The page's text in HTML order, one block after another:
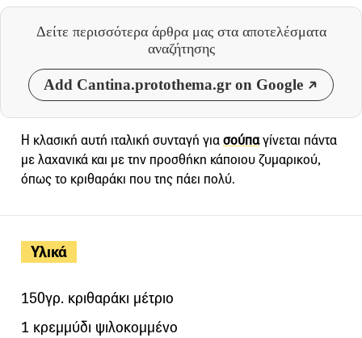
Δείτε περισσότερα άρθρα μας στα αποτελέσματα
αναζήτησης
Add Cantina.protothema.gr on Google
Υλικά
150γρ. κριθαράκι μέτριο
1 κρεμμύδι ψιλοκομμένο
Η κλασική αυτή ιταλική συνταγή γιασούπαγίνεται πάντα
με λαχανικά και με την προσθήκη κάποιου ζυμαρικού,
όπως το κριθαράκι που της πάει πολύ.